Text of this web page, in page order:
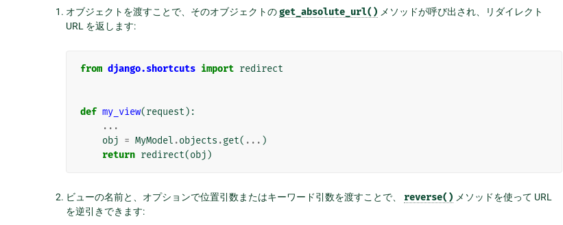
オブジェクトを渡すことで、そのオブジェクトのget_absolute_url() メソッドが呼び出され、リダイレクト
URL を返します:
from django.shortcuts import redirect
def my_view(request ):
...
obj = MyModel .objects .get( ... )
return redirect(obj )
ビューの名前と、オプションで位置引数またはキーワード引数を渡すことで、 reverse() メソッドを使って URL
を逆引きできます: